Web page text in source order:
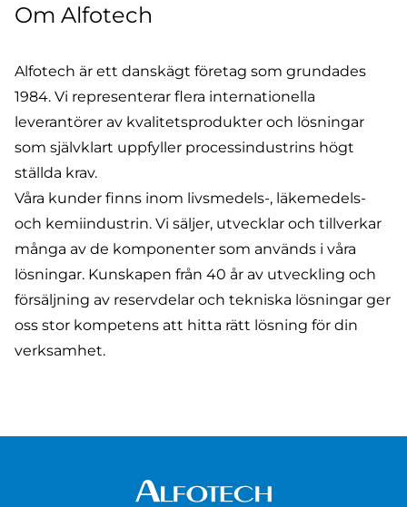
Om Alfotech
Alfotech är ett danskägt företag som grundades
1984. Vi representerar flera internationella
leverantörer av kvalitetsprodukter och lösningar
som självklart uppfyller processindustrins högt
ställda krav.
Våra kunder finns inom livsmedels-, läkemedels-
och kemiindustrin. Vi säljer, utvecklar och tillverkar
många av de komponenter som används i våra
lösningar. Kunskapen från 40 år av utveckling och
försäljning av reservdelar och tekniska lösningar ger
oss stor kompetens att hitta rätt lösning för din
verksamhet.